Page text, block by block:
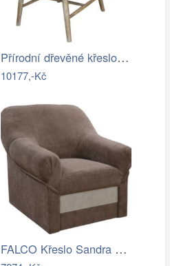
Přírodní dřevěné křeslo s výpletem…
10177,-Kč
FALCO Křeslo Sandra Aston 3/2 hnědá Mdum